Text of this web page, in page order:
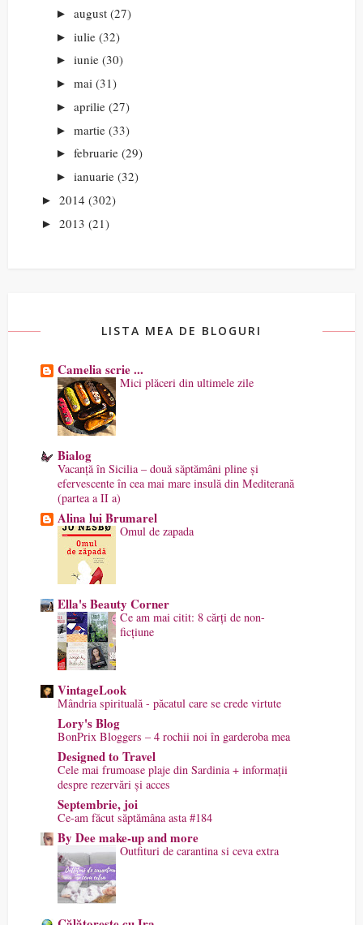
► august (27)
► iulie (32)
► iunie (30)
► mai (31)
► aprilie (27)
► martie (33)
► februarie (29)
► ianuarie (32)
► 2014 (302)
► 2013 (21)
LISTA MEA DE BLOGURI
Camelia scrie ...
Mici plăceri din ultimele zile
Bialog
Vacanță în Sicilia – două săptămâni pline și
efervescente în cea mai mare insulă din Mediterană
(partea a II a)
Alina lui Brumarel
Omul de zapada
Ella's Beauty Corner
Ce am mai citit: 8 cărți de non-
ficțiune
VintageLook
Mândria spirituală - păcatul care se crede virtute
Lory's Blog
BonPrix Bloggers – 4 rochii noi în garderoba mea
Designed to Travel
Cele mai frumoase plaje din Sardinia + informații
despre rezervări și acces
Septembrie, joi
Ce-am făcut săptămâna asta #184
By Dee make-up and more
Outfituri de carantina si ceva extra